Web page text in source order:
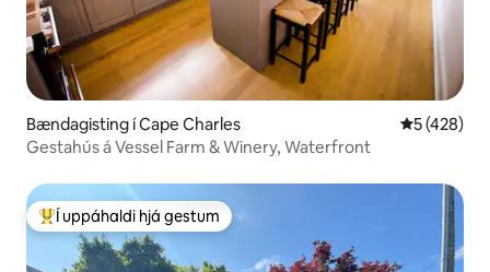
Bændagisting í Cape Charles 5 af 5 í
5 (428)
Gestahús á Vessel Farm & Winery, Waterfront
Í mestu uppáhaldi hjá gestum
Í uppáhaldi hjá gestum